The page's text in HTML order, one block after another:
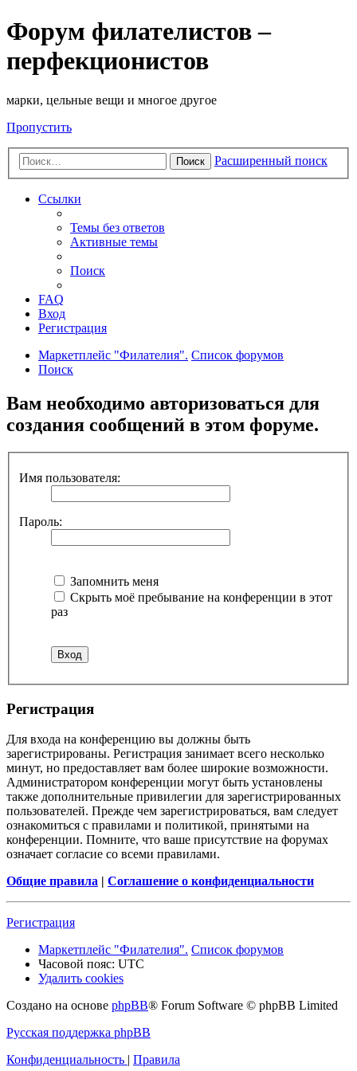
Форум филателистов –
перфекционистов
марки, цельные вещи и многое другое
Пропустить
Поиск Расширенный поиск
Ссылки
Темы без ответов
Активные темы
Поиск
FAQ
Вход
Регистрация
Маркетплейс "Филателия". Список форумов
Поиск
Вам необходимо авторизоваться для
создания сообщений в этом форуме.
Имя пользователя:
Пароль:
Запомнить меня
Скрыть моё пребывание на конференции в этот
раз
Регистрация
Для входа на конференцию вы должны быть
зарегистрированы. Регистрация занимает всего несколько
минут, но предоставляет вам более широкие возможности.
Администратором конференции могут быть установлены
также дополнительные привилегии для зарегистрированных
пользователей. Прежде чем зарегистрироваться, вам следует
ознакомиться с правилами и политикой, принятыми на
конференции. Помните, что ваше присутствие на форумах
означает согласие со всеми правилами.
Общие правила | Соглашение о конфиденциальности
Регистрация
Маркетплейс "Филателия". Список форумов
Часовой пояс: UTC
Удалить cookies
Создано на основе phpBB® Forum Software © phpBB Limited
Русская поддержка phpBB
Конфиденциальность | Правила